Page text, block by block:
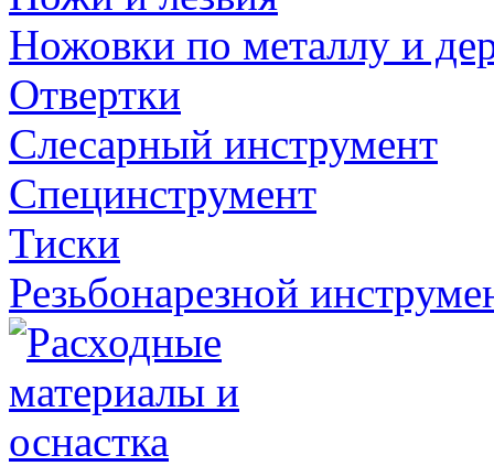
Ножовки по металлу и
Отвертки
Слесарный инструмент
Специнструмент
Тиски
Резьбонарезной